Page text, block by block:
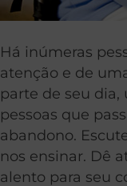
Há inúmeras
atenção e de
parte de seu dia,
pessoas que
abandono.
nos ensinar. Dê
alento para seu